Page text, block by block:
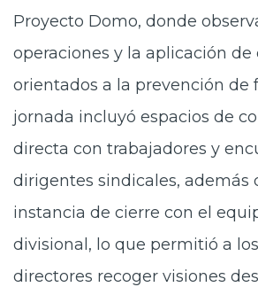
Proyecto Domo, donde
operaciones y la aplicación de
orientados a la prevención de
jornada incluyó espacios de
directa con trabajadores y
dirigentes sindicales, además
instancia de cierre con el
divisional, lo que permitió a
directores recoger visiones